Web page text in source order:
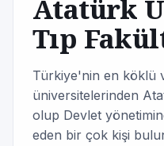
Atatürk
Tıp
Türkiye'nin en köklü
üniversitelerinden
olup Devlet
eden bir çok kişi